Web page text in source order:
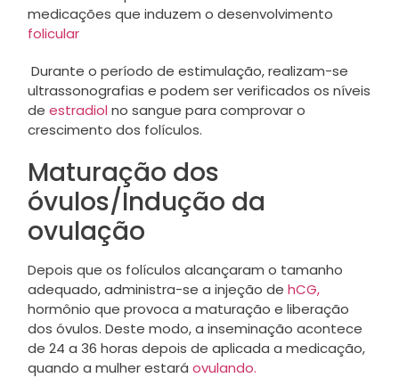
medicações que induzem o desenvolvimento
folicular
Durante o período de estimulação, realizam-se
ultrassonografias e podem ser verificados os níveis
de estradiol no sangue para comprovar o
crescimento dos folículos.
Maturação dos
óvulos/Indução da
ovulação
Depois que os folículos alcançaram o tamanho
adequado, administra-se a injeção de hCG,
hormônio que provoca a maturação e liberação
dos óvulos. Deste modo, a inseminação acontece
de 24 a 36 horas depois de aplicada a medicação,
quando a mulher estará ovulando.